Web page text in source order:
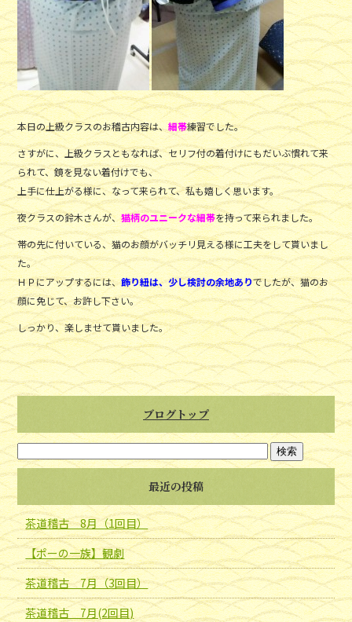
本日の上級クラスのお稽古内容は、細帯練習でした。
さすがに、上級クラスともなれば、セリフ付の着付けにもだいぶ慣れて来
られて、鏡を見ない着付けでも、
上手に仕上がる様に、なって来られて、私も嬉しく思います。
夜クラスの鈴木さんが、猫柄のユニークな細帯を持って来られました。
帯の先に付いている、猫のお顔がバッチリ見える様に工夫をして貰いまし
た。
ＨＰにアップするには、飾り紐は、少し検討の余地ありでしたが、猫のお
顔に免じて、お許し下さい。
しっかり、楽しませて貰いました。
ブログトップ
最近の投稿
茶道稽古 8月（1回目）
【ポーの一族】観劇
茶道稽古 7月（3回目）
茶道稽古 7月(2回目)